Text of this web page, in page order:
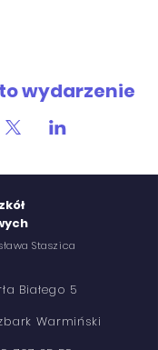
wydarzenie
Staszica
Białego 5
Warmiński